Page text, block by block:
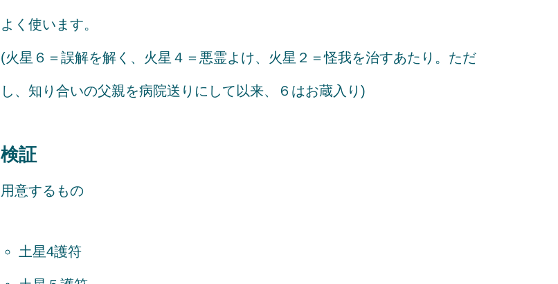
よく使います。
(火星６＝誤解を解く、火星４＝悪霊よけ、火星２＝怪我を治すあたり。ただ
し、知り合いの父親を病院送りにして以来、６はお蔵入り)
検証
用意するもの
土星4護符